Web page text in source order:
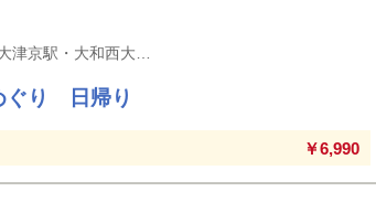
ぐり 日帰り
￥6,990